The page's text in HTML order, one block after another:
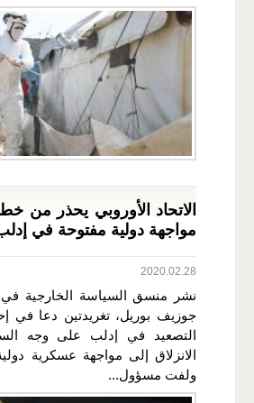
الاتحاد الأوروبي يحذر من
مواجهة دولية مفتوحة في
2020.02.28
نشر منسق السياسة الخارجية في
جوزيف بوريل، تغريدتين دعا في
التصعيد في إدلب على وجه
الانزلاق إلى مواجهة عسكرية
ولفت مسؤول...